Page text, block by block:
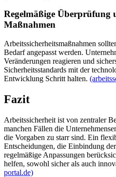
Regelmäßige Überprüfung
Maßnahmen
Arbeitssicherheitsmaßnahmen
Bedarf angepasst werden.
Veränderungen reagieren und
Sicherheitsstandards mit der
Entwicklung Schritt halten.
Fazit
Arbeitssicherheit ist von zentraler
manchen Fällen die
die Vorgaben zu starr sind. Ein
Entscheidungen, die Einbindung
regelmäßige Anpassungen
helfen, sowohl sicher als auch
portal.de)